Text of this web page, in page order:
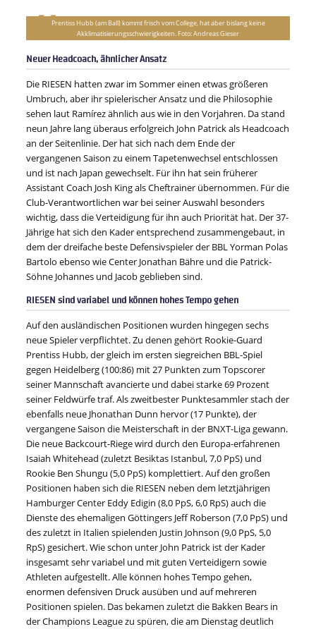
Prentiss Hubb (am Ball) kommt frisch vom College, hat aber bislang keine
Akklimatisierungsschwierigkeiten. Foto: Andreas Gieser
Neuer Headcoach, ähnlicher Ansatz
Die RIESEN hatten zwar im Sommer einen etwas größeren
Umbruch, aber ihr spielerischer Ansatz und die Philosophie
sehen laut Ramírez ähnlich aus wie in den Vorjahren. Da stand
neun Jahre lang überaus erfolgreich John Patrick als Headcoach
an der Seitenlinie. Der hat sich nach dem Ende der
vergangenen Saison zu einem Tapetenwechsel entschlossen
und ist nach Japan gewechselt. Für ihn hat sein früherer
Assistant Coach Josh King als Cheftrainer übernommen. Für die
Club-Verantwortlichen war bei seiner Auswahl besonders
wichtig, dass die Verteidigung für ihn auch Priorität hat. Der 37-
Jährige hat sich den Kader entsprechend zusammengebaut, in
dem der dreifache beste Defensivspieler der BBL Yorman Polas
Bartolo ebenso wie Center Jonathan Bähre und die Patrick-
Söhne Johannes und Jacob geblieben sind.
RIESEN sind variabel und können hohes Tempo gehen
Auf den ausländischen Positionen wurden hingegen sechs
neue Spieler verpflichtet. Zu denen gehört Rookie-Guard
Prentiss Hubb, der gleich im ersten siegreichen BBL-Spiel
gegen Heidelberg (100:86) mit 27 Punkten zum Topscorer
seiner Mannschaft avancierte und dabei starke 69 Prozent
seiner Feldwürfe traf. Als zweitbester Punktesammler stach der
ebenfalls neue Jhonathan Dunn hervor (17 Punkte), der
vergangene Saison die Meisterschaft in der BNXT-Liga gewann.
Die neue Backcourt-Riege wird durch den Europa-erfahrenen
Isaiah Whitehead (zuletzt Besiktas Istanbul, 7,0 PpS) und
Rookie Ben Shungu (5,0 PpS) komplettiert. Auf den großen
Positionen haben sich die RIESEN neben dem letztjährigen
Hamburger Center Eddy Edigin (8,0 PpS, 6,0 RpS) auch die
Dienste des ehemaligen Göttingers Jeff Roberson (7,0 PpS) und
des zuletzt in Italien spielenden Justin Johnson (9,0 PpS, 5,0
RpS) gesichert. Wie schon unter John Patrick ist der Kader
insgesamt sehr variabel und mit guten Verteidigern sowie
Athleten aufgestellt. Alle können hohes Tempo gehen,
enormen defensiven Druck ausüben und auf mehreren
Positionen spielen. Das bekamen zuletzt die Bakken Bears in
der Champions League zu spüren, die am Dienstag deutlich